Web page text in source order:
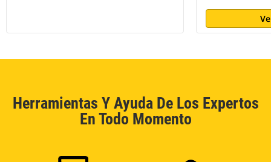
Herramientas Y Ayuda De Los Expertos
En Todo Momento